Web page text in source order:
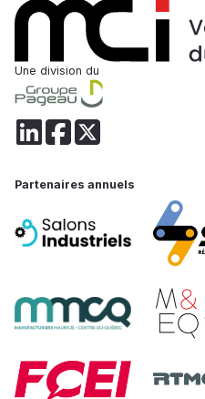
Une division du
Partenaires annuels